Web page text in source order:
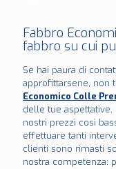
Fabbro
fabbro su cui
Se hai paura di
approfittarsene, non
Economico Colle
delle tue
nostri prezzi così
effettuare tanti
clienti sono rimasti
nostra competenza: